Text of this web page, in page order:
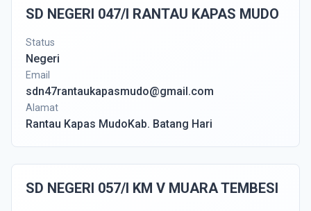
SD NEGERI 047/I RANTAU KAPAS MUDO
Status
Negeri
Email
sdn47rantaukapasmudo@gmail.com
Alamat
Rantau Kapas MudoKab. Batang Hari
SD NEGERI 057/I KM V MUARA TEMBESI